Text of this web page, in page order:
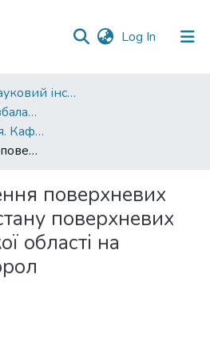
Log In (current)
Навчально-науковий інститут агротехнологій, селекції та екології
Кафедра екології, збалансованого природокористування та захисту довкілля
Друковані видання. Кафедра екології, збалансованого природокористування та захисту довкілля
Методи очищення поверхневих вод та аналіз стану поверхневих вод полтавської області на прикладі р. Хорол
поверхневих
поверхневих
області на